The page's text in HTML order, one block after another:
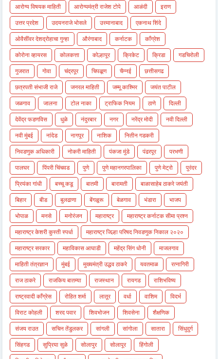
आरोग्य विषयक माहिती आरोग्यमंत्री राजेश टोपे आळंदी
इराण
उत्तर प्रदेश
उदयनराजे भोसले उस्मानाबाद
एकनाथ शिंदे
ओवैसींवर देशद्रोहाचा गुन्हा
औरंगाबाद कर्नाटक
काँग्रेश
कोरोना व्हायरस
कोलकत्ता कोल्हापूर क्रिकेट क्रिडा
गडचिरोली
गुजरात
गोवा चंद्रपूर चिपळूण चैन्नई
छत्तीसगढ
छत्रपती संभाजी राजे
जनरल माहिती जम्मू काश्मिर
जयंत पाटील
जळगाव
जालना टोल नाका ट्राफिक नियम ठाणे
दिल्ली
देवेंद्र फडणविस
धुळे नंदुरबार नगर नरेंद्र मोदी
नवी दिल्ली
नवी मुंबई
नांदेड नागपूर नाशिक
नितीन गडकरी
निवडणुक अधिकारी
नोकरी माहिती पंकजा मुंडे पंढरपूर
परभणी
पालघर
पिंपरी चिंचवड पुणे पुणे महानगरपालिका पुणे मेट्रो
पुरंदर
प्रियंका गांधी
बच्चू कडू बातमी बारामती
बाळासाहेब ठाकरे जयंती
बिहार
बीड बुलढाणा बेंगळुरू बेळगाव भंडारा
भाजप
भोपाळ
मनसे मनोरंजन महाराष्ट्र
महाराष्ट्र कर्नाटक सीमा प्रश्न
महाराष्ट्र केशरी कुस्ती स्पर्धा
महाराष्ट्र जिल्हा परिषद निवडणुक निकाल २०२०
महाराष्ट्र सरकार
महाविकास आघाडी महेंद्र सिंग धोनी
माजलगाव
माहिती तंत्रज्ञान
मुंबई मुख्यमंत्री उद्धव ठाकरे यवतमाळ
रत्नागिरी
राज ठाकरे
राजकिय बातम्या राजस्थान रायगड
राशिभविष्य
राष्ट्रवादी काँग्रेस
रोहित शर्मा लातूर वर्धा वाशिम
विदर्भ
विराट कोहली
शरद पवार शिवभोजन शिवसेना
शैक्षणिक
संजय राउत
सचिन तेंडुलकर सांगली सांगोला सातारा
सिंधुदुर्ग
सिंहगड
सुप्रिया सुळे सोलापुर सोलापूर
हिंगोली